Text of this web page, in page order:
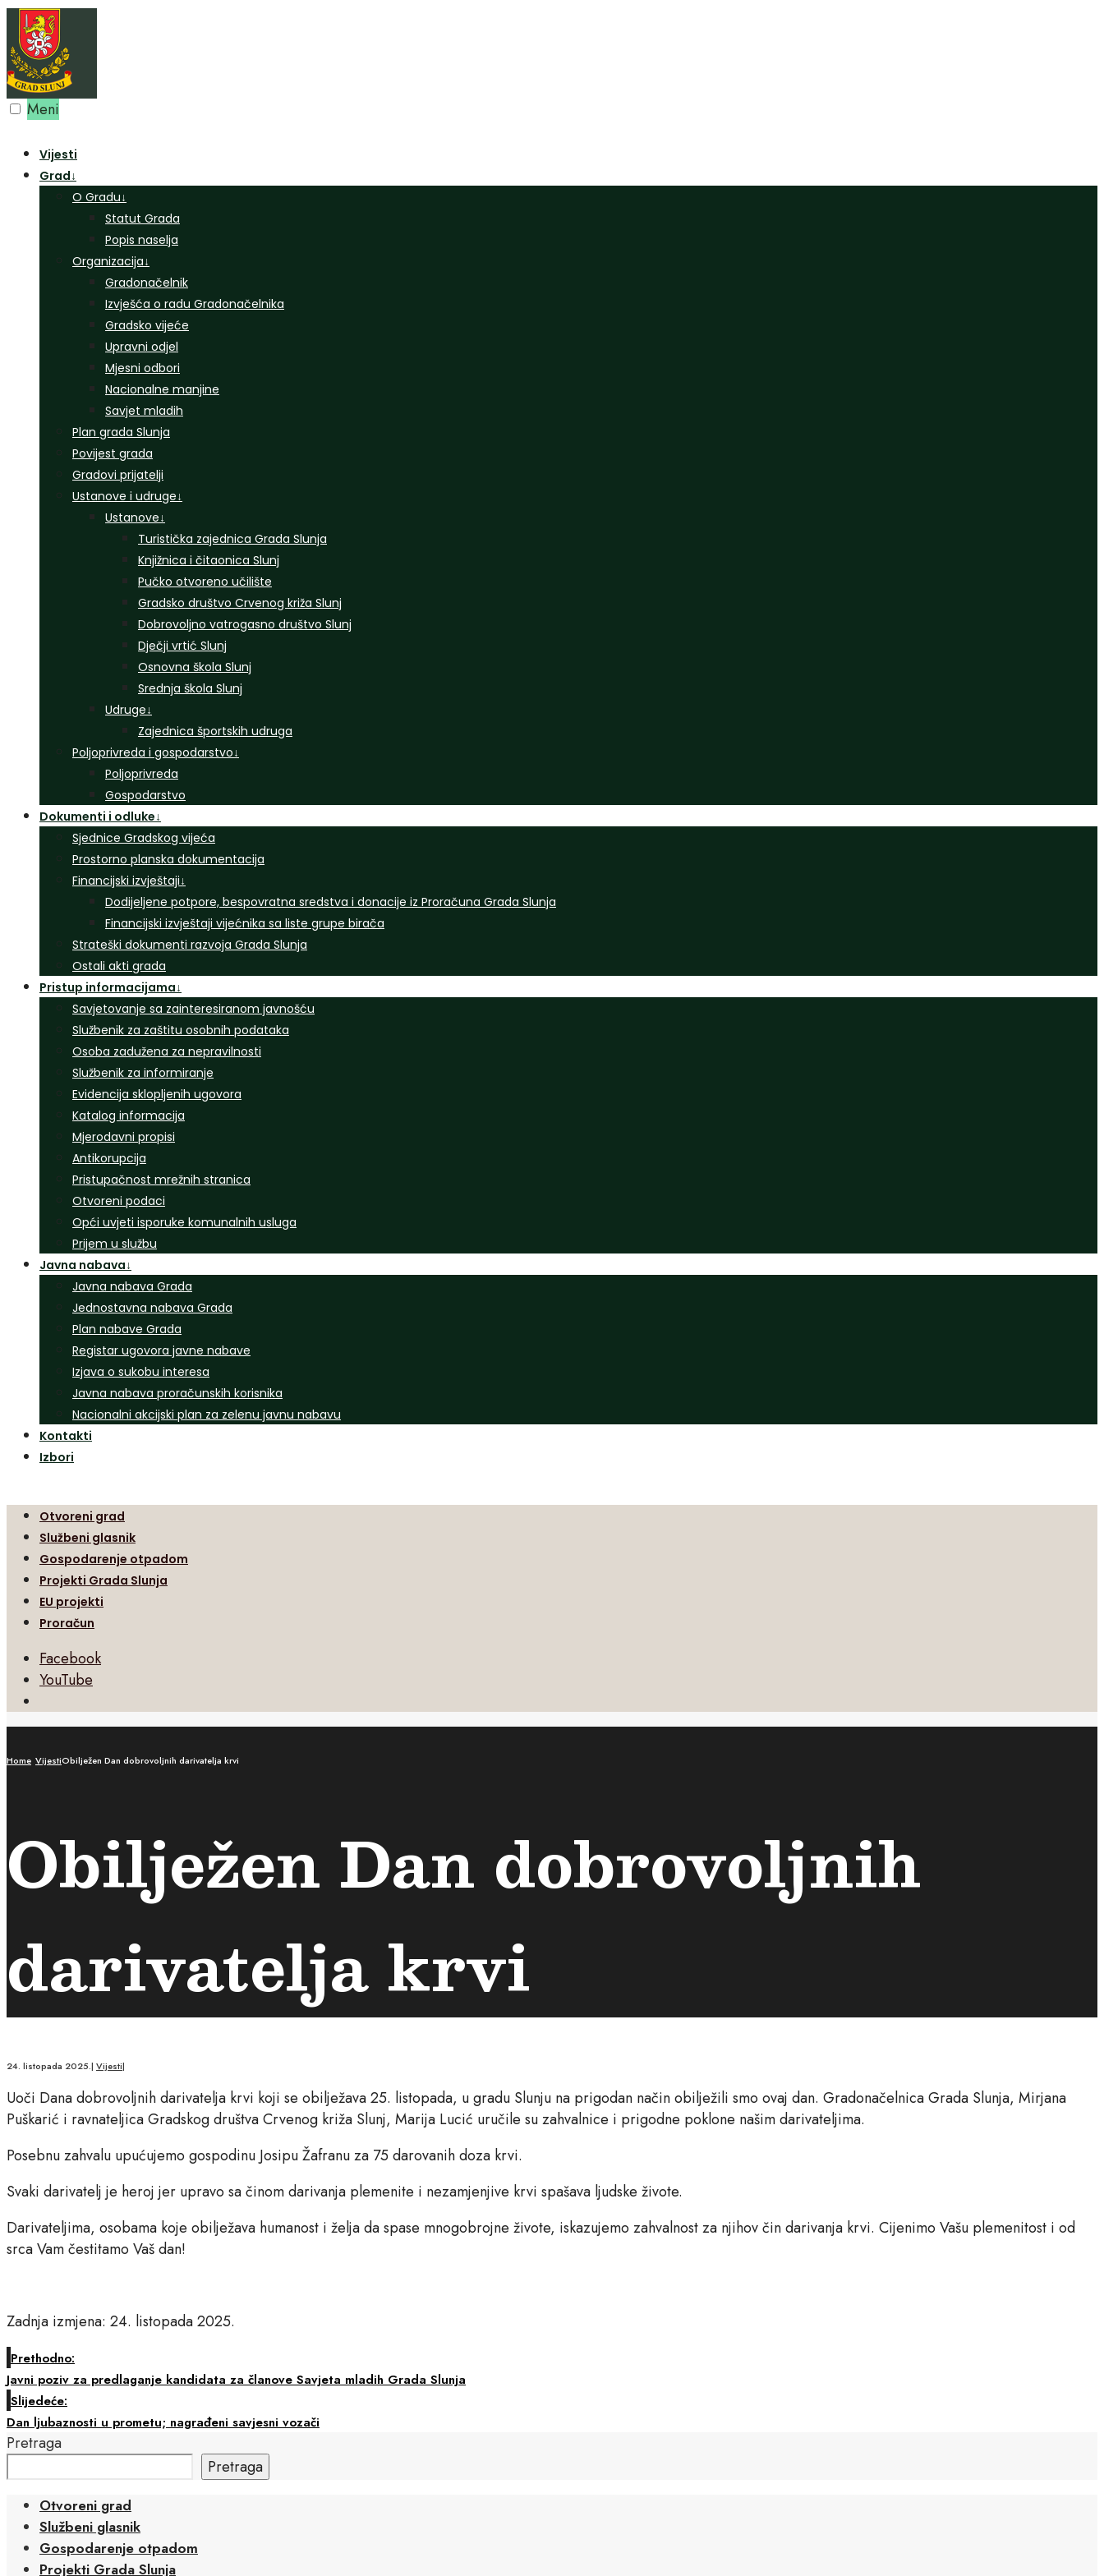
Preskoči
na
sadržaj
Meni
Vijesti
Grad↓
O Gradu↓
Statut Grada
Popis naselja
Organizacija↓
Gradonačelnik
Izvješća o radu Gradonačelnika
Gradsko vijeće
Upravni odjel
Mjesni odbori
Nacionalne manjine
Savjet mladih
Plan grada Slunja
Povijest grada
Gradovi prijatelji
Ustanove i udruge↓
Ustanove↓
Turistička zajednica Grada Slunja
Knjižnica i čitaonica Slunj
Pučko otvoreno učilište
Gradsko društvo Crvenog križa Slunj
Dobrovoljno vatrogasno društvo Slunj
Dječji vrtić Slunj
Osnovna škola Slunj
Srednja škola Slunj
Udruge↓
Zajednica športskih udruga
Poljoprivreda i gospodarstvo↓
Poljoprivreda
Gospodarstvo
Dokumenti i odluke↓
Sjednice Gradskog vijeća
Prostorno planska dokumentacija
Financijski izvještaji↓
Dodijeljene potpore, bespovratna sredstva i donacije iz Proračuna Grada Slunja
Financijski izvještaji vijećnika sa liste grupe birača
Strateški dokumenti razvoja Grada Slunja
Ostali akti grada
Pristup informacijama↓
Savjetovanje sa zainteresiranom javnošću
Službenik za zaštitu osobnih podataka
Osoba zadužena za nepravilnosti
Službenik za informiranje
Evidencija sklopljenih ugovora
Katalog informacija
Mjerodavni propisi
Antikorupcija
Pristupačnost mrežnih stranica
Otvoreni podaci
Opći uvjeti isporuke komunalnih usluga
Prijem u službu
Javna nabava↓
Javna nabava Grada
Jednostavna nabava Grada
Plan nabave Grada
Registar ugovora javne nabave
Izjava o sukobu interesa
Javna nabava proračunskih korisnika
Nacionalni akcijski plan za zelenu javnu nabavu
Kontakti
Izbori
Otvoreni grad
Službeni glasnik
Gospodarenje otpadom
Projekti Grada Slunja
EU projekti
Proračun
Facebook
YouTube
Search
Home VijestiObilježen Dan dobrovoljnih darivatelja krvi
Obilježen Dan dobrovoljnih
darivatelja krvi
24. listopada 2025.| Vijesti|
Uoči Dana dobrovoljnih darivatelja krvi koji se obilježava 25. listopada, u gradu Slunju na prigodan način obilježili smo ovaj dan. Gradonačelnica Grada Slunja, Mirjana
Puškarić i ravnateljica Gradskog društva Crvenog križa Slunj, Marija Lucić uručile su zahvalnice i prigodne poklone našim darivateljima.
Posebnu zahvalu upućujemo gospodinu Josipu Žafranu za 75 darovanih doza krvi.
Svaki darivatelj je heroj jer upravo sa činom darivanja plemenite i nezamjenjive krvi spašava ljudske živote.
Darivateljima, osobama koje obilježava humanost i želja da spase mnogobrojne živote, iskazujemo zahvalnost za njihov čin darivanja krvi. Cijenimo Vašu plemenitost i od
srca Vam čestitamo Vaš dan!
Zadnja izmjena: 24. listopada 2025.
Prethodno:
Javni poziv za predlaganje kandidata za članove Savjeta mladih Grada Slunja
Slijedeće:
Dan ljubaznosti u prometu; nagrađeni savjesni vozači
Pretraga
Pretraga
Otvoreni grad
Službeni glasnik
Gospodarenje otpadom
Projekti Grada Slunja